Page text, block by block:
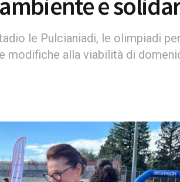
le Pulcianiadi, le olimpiadi
modifiche alla viabilità di